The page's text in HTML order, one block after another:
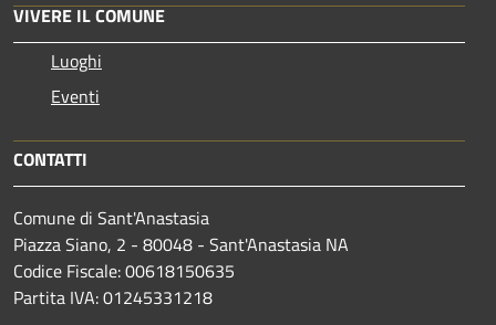
VIVERE IL COMUNE
Luoghi
Eventi
CONTATTI
Comune di Sant'Anastasia
Piazza Siano, 2 - 80048 - Sant'Anastasia NA
Codice Fiscale: 00618150635
Partita IVA: 01245331218